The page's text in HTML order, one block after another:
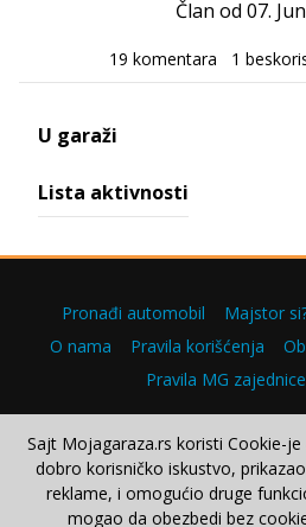
Član od 07.
19 komentara 1
U garaži
Lista aktivnosti
Pronađi automobil Majstor
O nama
Pravila korišćenja
Pravila MG zajednice
Copyright ©
Sajt Mojagaraza.rs koristi Cookie-
dobro korisničko iskustvo,
reklame, i omogućio druge
mogao da obezbedi bez